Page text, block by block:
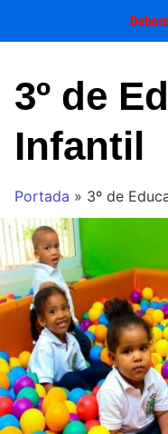
3º de
Infantil
Portada » 3º de